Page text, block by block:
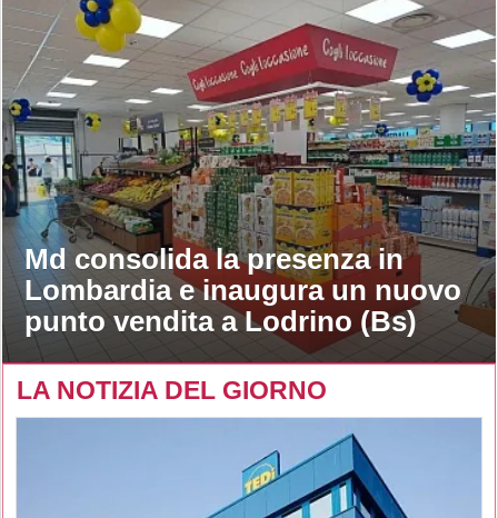
Md consolida la presenza in
Lombardia e inaugura un nuovo
punto vendita a Lodrino (Bs)
LA NOTIZIA DEL GIORNO